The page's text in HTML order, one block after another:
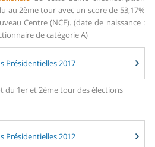
au 2ème tour avec un score de 53,17%
Centre (NCE). (date de naissance :
de catégorie A)
Présidentielles 2017
du 1er et 2ème tour des élections
Présidentielles 2012